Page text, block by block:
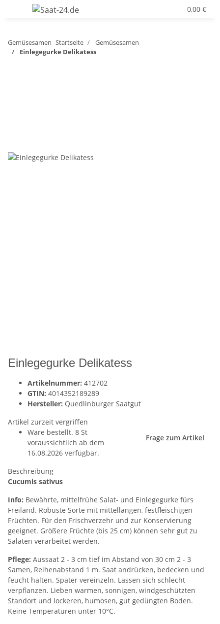
0,00 €
Gemüsesamen Startseite
Gemüsesamen
Einlegegurke Delikatess
Einlegegurke Delikatess
Artikelnummer: 412702
GTIN: 4014352189289
Hersteller: Quedlinburger Saatgut
Artikel zurzeit vergriffen
Ware bestellt. 8 St
voraussichtlich ab dem
16.08.2026 verfügbar.
Frage zum Artikel
Beschreibung
Cucumis sativus
Info: Bewährte, mittelfrühe Salat- und Einlegegurke fürs
Freiland. Robuste Sorte mit mittellangen, festfleischigen
Früchten. Für den Frischverzehr und zur Konservierung
geeignet. Größere Früchte (bis 25 cm) können sehr gut zu
Salaten verarbeitet werden.
Pflege: Aussaat 2 - 3 cm tief im Abstand von 30 cm 2 - 3
Samen, Reihenabstand 1 m. Saat andrücken, bedecken und
feucht halten. Später vereinzeln. Lassen sich schlecht
verpflanzen. Lieben warmen, sonnigen, windgeschützten
Standort und lockeren, humosen, gut gedüngten Boden.
Keine Temperaturen unter 10°C.